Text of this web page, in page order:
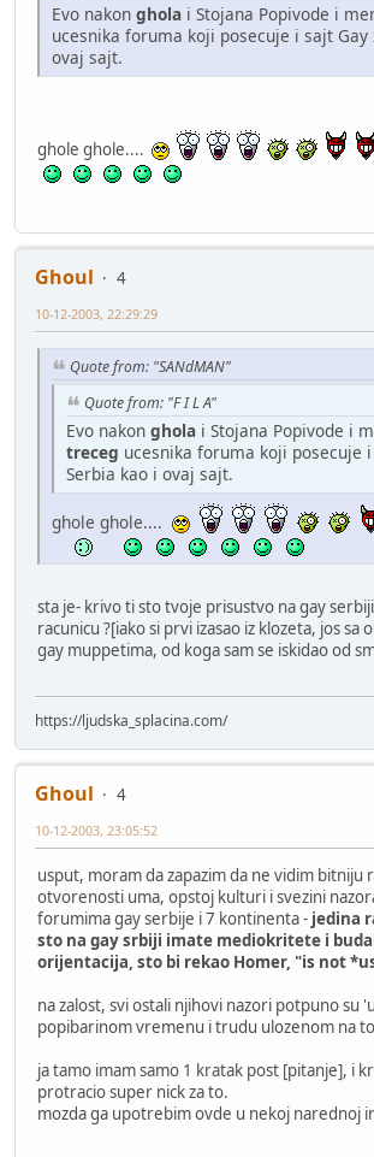
Evo nakon ghola i Stojana Popivode i
ucesnika foruma koji posecuje i sajt Gay
ovaj sajt.
ghole ghole....
Ghoul
4
10-12-2003, 22:29:29
Quote from: "SANdMAN"
Quote from: "F I L A"
Evo nakon ghola i Stojana Popivode i
treceg ucesnika foruma koji posecuje
Serbia kao i ovaj sajt.
ghole ghole....
sta je- krivo ti sto tvoje prisustvo na gay
racunicu ?[iako si prvi izasao iz klozeta, jos sa
gay muppetima, od koga sam se iskidao od
https://ljudska_splacina.com/
Ghoul
4
10-12-2003, 23:05:52
usput, moram da zapazim da ne vidim bitniju
otvorenosti uma, opstoj kulturi i svezini
forumima gay serbije i 7 kontinenta - jedina
sto na gay srbiji imate mediokritete i
orijentacija, sto bi rekao Homer, "is not
na zalost, svi ostali njihovi nazori potpuno su
popibarinom vremenu i trudu ulozenom na
ja tamo imam samo 1 kratak post [pitanje], i
protracio super nick za to.
mozda ga upotrebim ovde u nekoj narednoj